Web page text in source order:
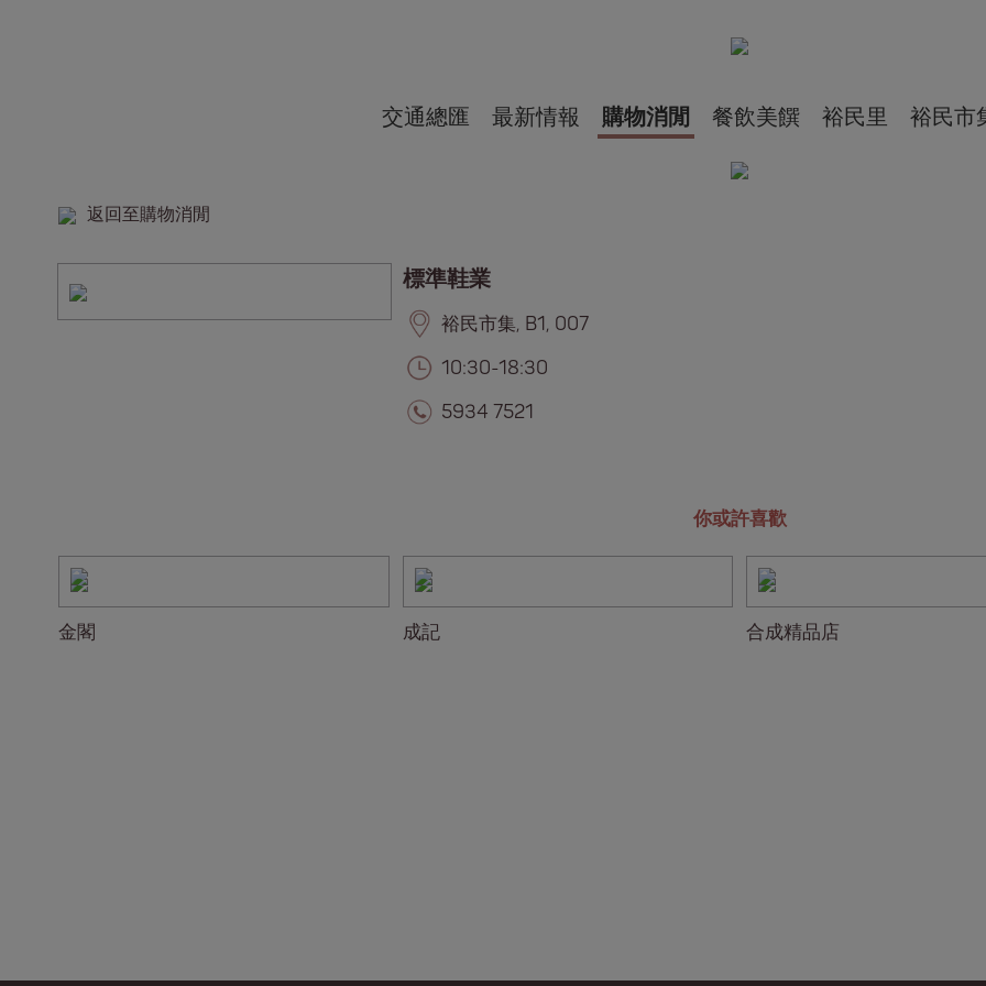
交通總匯 最新情報 購物消閒 餐飲美饌 裕民里 裕民市
返回至購物消閒
標準鞋業
裕民市集, B1, 007
10:30-18:30
5934 7521
你或許喜歡
金閣 成記 合成精品店